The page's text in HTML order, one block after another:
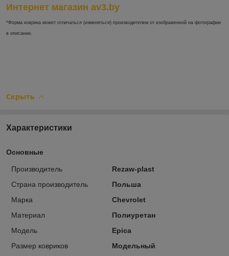
Интернет магазин av3.by
*Форма коврика может отличаться (изменяться) производителем от изображенной на фотографии
в описании.
Скрыть
Характеристики
Основные
Производитель
Rezaw-plast
Страна производитель
Польша
Марка
Chevrolet
Материал
Полиуретан
Модель
Epica
Размер ковриков
Модельный